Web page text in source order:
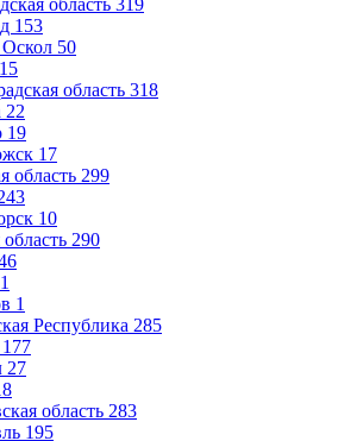
область 319
153
50
15
область 318
22
19
17
область 299
10
290
1
1
Республика 285
177
27
область 283
195